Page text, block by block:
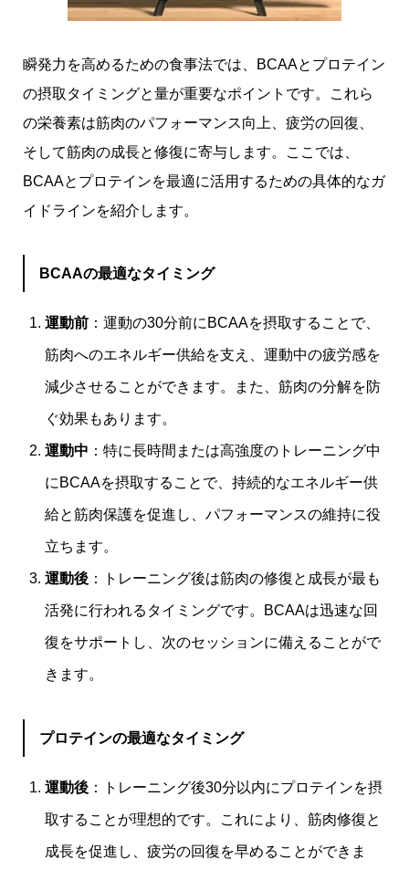
瞬発力を高めるための食事法では、BCAAとプロテイン
の摂取タイミングと量が重要なポイントです。これら
の栄養素は筋肉のパフォーマンス向上、疲労の回復、
そして筋肉の成長と修復に寄与します。ここでは、
BCAAとプロテインを最適に活用するための具体的なガ
イドラインを紹介します。
BCAAの最適なタイミング
運動前 ：運動の30分前にBCAAを摂取することで、
筋肉へのエネルギー供給を支え、運動中の疲労感を
減少させることができます。また、筋肉の分解を防
ぐ効果もあります。
運動中 ：特に長時間または高強度のトレーニング中
にBCAAを摂取することで、持続的なエネルギー供
給と筋肉保護を促進し、パフォーマンスの維持に役
立ちます。
運動後 ：トレーニング後は筋肉の修復と成長が最も
活発に行われるタイミングです。BCAAは迅速な回
復をサポートし、次のセッションに備えることがで
きます。
プロテインの最適なタイミング
運動後 ：トレーニング後30分以内にプロテインを摂
取することが理想的です。これにより、筋肉修復と
成長を促進し、疲労の回復を早めることができま